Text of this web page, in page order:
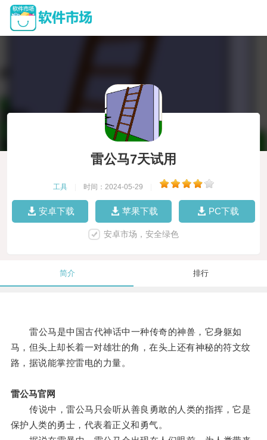
雷公马7天试用
工具 时间：2024-05-29
安卓下载 苹果下载 PC下载
安卓市场，安全绿色
简介 排行
雷公马是中国古代神话中一种传奇的神兽，它身躯如
马，但头上却长着一对雄壮的角，在头上还有神秘的符文纹
路，据说能掌控雷电的力量。
雷公马官网
传说中，雷公马只会听从善良勇敢的人类的指挥，它是
保护人类的勇士，代表着正义和勇气。